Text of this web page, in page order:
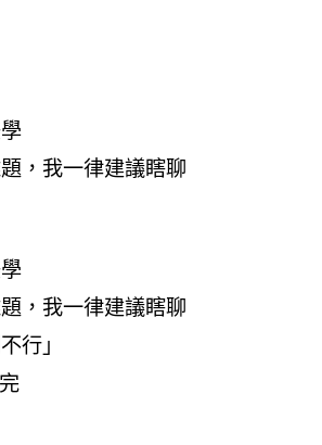
，我一律建議瞎聊
，我一律建議瞎聊
行」